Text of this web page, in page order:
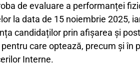
de evaluare a performanței
la data de 15 noiembrie 2025,
candidaților prin afișarea și
care optează, precum și în
Interne.